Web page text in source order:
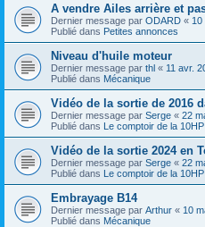
A vendre Ailes arrière et
Dernier message par ODARD « 10
Publié dans Petites annonces
Niveau d'huile moteur
Dernier message par thl « 11 avr.
Publié dans Mécanique
Vidéo de la sortie de 2016
Dernier message par Serge « 22
Publié dans Le comptoir de la 10HP
Vidéo de la sortie 2024 en
Dernier message par Serge « 22
Publié dans Le comptoir de la 10HP
Embrayage B14
Dernier message par Arthur « 10
Publié dans Mécanique